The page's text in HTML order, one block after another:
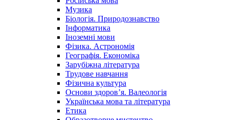
Музика
Біологія. Природознавство
Інформатика
Іноземні мови
Фізика. Астрономія
Географія. Економіка
Зарубіжна література
Трудове навчання
Фізична культура
Основи здоров’я. Валеологія
Українська мова та література
Етика